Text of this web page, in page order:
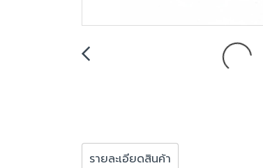
รายละเอียดสินค้า